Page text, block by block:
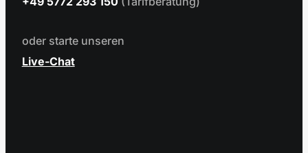
oder starte unseren
Live-Chat